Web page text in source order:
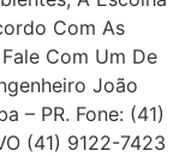
Com As
Com Um De
João
– PR. Fone: (41)
(41) 9122-7423